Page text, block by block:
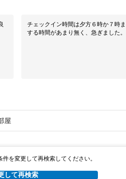
チェックイン時間は夕方６時か７時
する時間があまり無く、急ぎました。
屋
を変更して再検索してください。
して再検索